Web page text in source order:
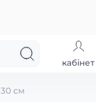
кабінет
см